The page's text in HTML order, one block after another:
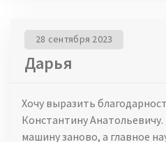
Дарья
28 сентября 2023
Хочу выразить
Константину
машину заново, а главное